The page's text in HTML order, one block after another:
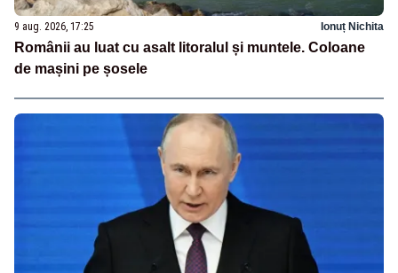
9 aug. 2026, 17:25 Ionuț Nichita
Românii au luat cu asalt litoralul și muntele. Coloane
de mașini pe șosele